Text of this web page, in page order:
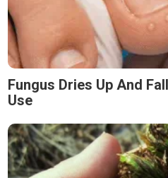
Fungus Dries Up And
Use